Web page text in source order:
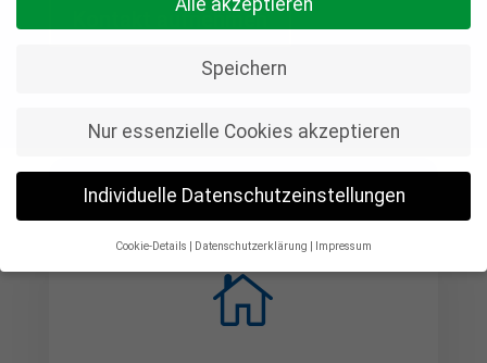
Kontakt aufnehmen

Alle akzeptieren
Speichern
Nur essenzielle Cookies akzeptieren
Individuelle Datenschutzeinstellungen
Cookie-Details Datenschutzerklärung Impressum
Datenschutzeinstellungen
Wenn Sie unter 16 Jahre alt sind und Ihre Zustimmung zu